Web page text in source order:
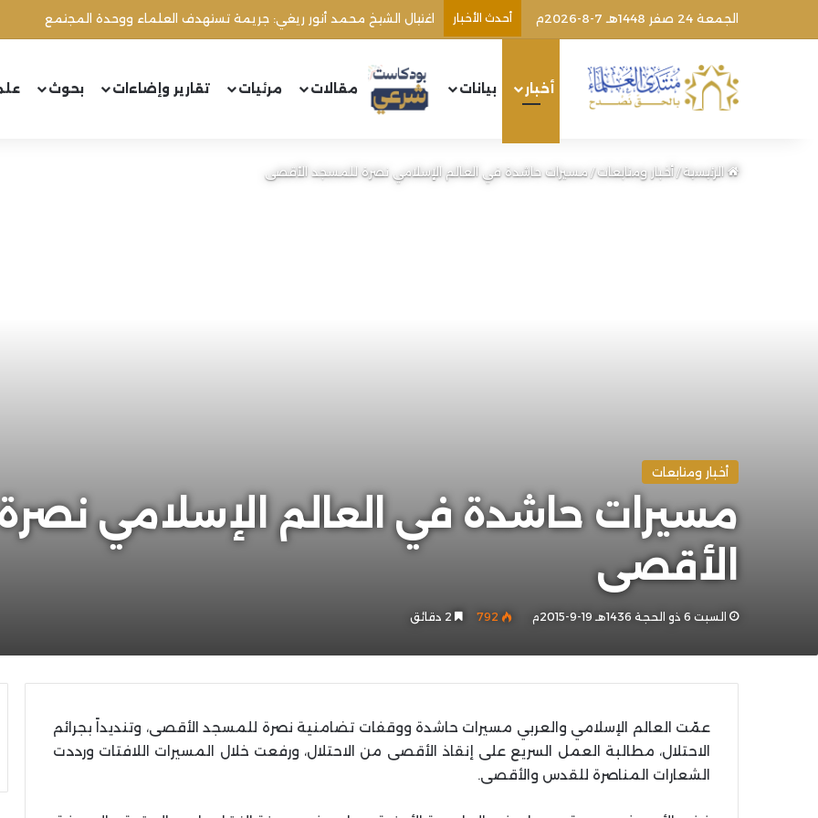
الجمعة 24 صفر 1448هـ 7-8-2026م أحدث الأخبار
أخبار بيانات مقالات مرئيات تقارير وإضاءات بحوث
الرئيسية/أخبار ومتابعات/مسيرات حاشدة في العالم الإسلامي نصرة للمسجد الأقصى
أخبار ومتابعات
مسيرات حاشدة في العالم الإسلامي
الأقصى
السبت 6 ذو الحجة 1436هـ 19-9-2015م 792
عمّت العالم الإسلامي والعربي مسيرات حاشدة ووقفات تضامنية نصرة للمسجد الأقصى، وتنديداً بجرائم
الاحتلال، مطالبة العمل السريع على إنقاذ الأقصى من الاحتلال، ورفعت خلال المسيرات اللافتات ورددت
الشعارات المناصرة للقدس والأقصى.